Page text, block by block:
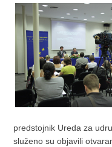
predstojnik Ureda za
služeno su objavili